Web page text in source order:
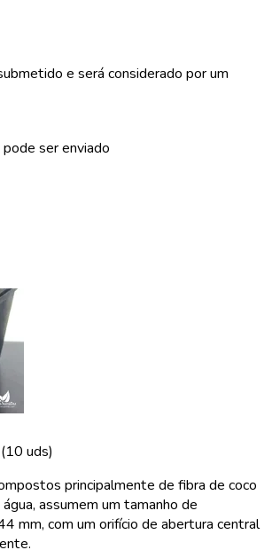
e será considerado por um
ser enviado
uds)
principalmente de fibra de coco
assumem um tamanho de
mm, com um orifício de abertura central